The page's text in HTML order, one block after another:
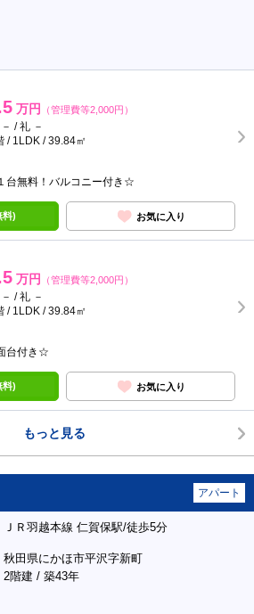
万円 （管理費等2,000円）
/ 礼 －
/ 1LDK / 39.84㎡
台無料！バルコニー付き☆
料) お気に入り
万円 （管理費等2,000円）
/ 礼 －
/ 1LDK / 39.84㎡
台付き☆
料) お気に入り
もっと見る
アパート
ＪＲ羽越本線 仁賀保駅/徒歩5分
秋田県にかほ市平沢字新町
2階建 / 築43年